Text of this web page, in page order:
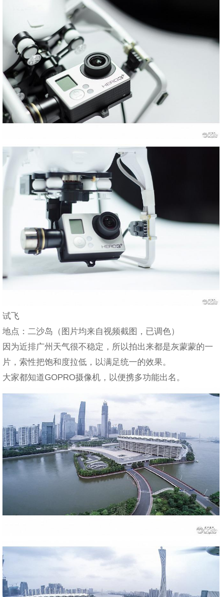
试飞
地点：二沙岛（图片均来自视频截图，已调色）
因为近排广州天气很不稳定，所以拍出来都是灰蒙蒙的一
片，索性把饱和度拉低，以满足统一的效果。
大家都知道GOPRO摄像机，以便携多功能出名。